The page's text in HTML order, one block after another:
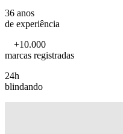
36 anos
de experiência
+10.000
marcas registradas
24h
blindando